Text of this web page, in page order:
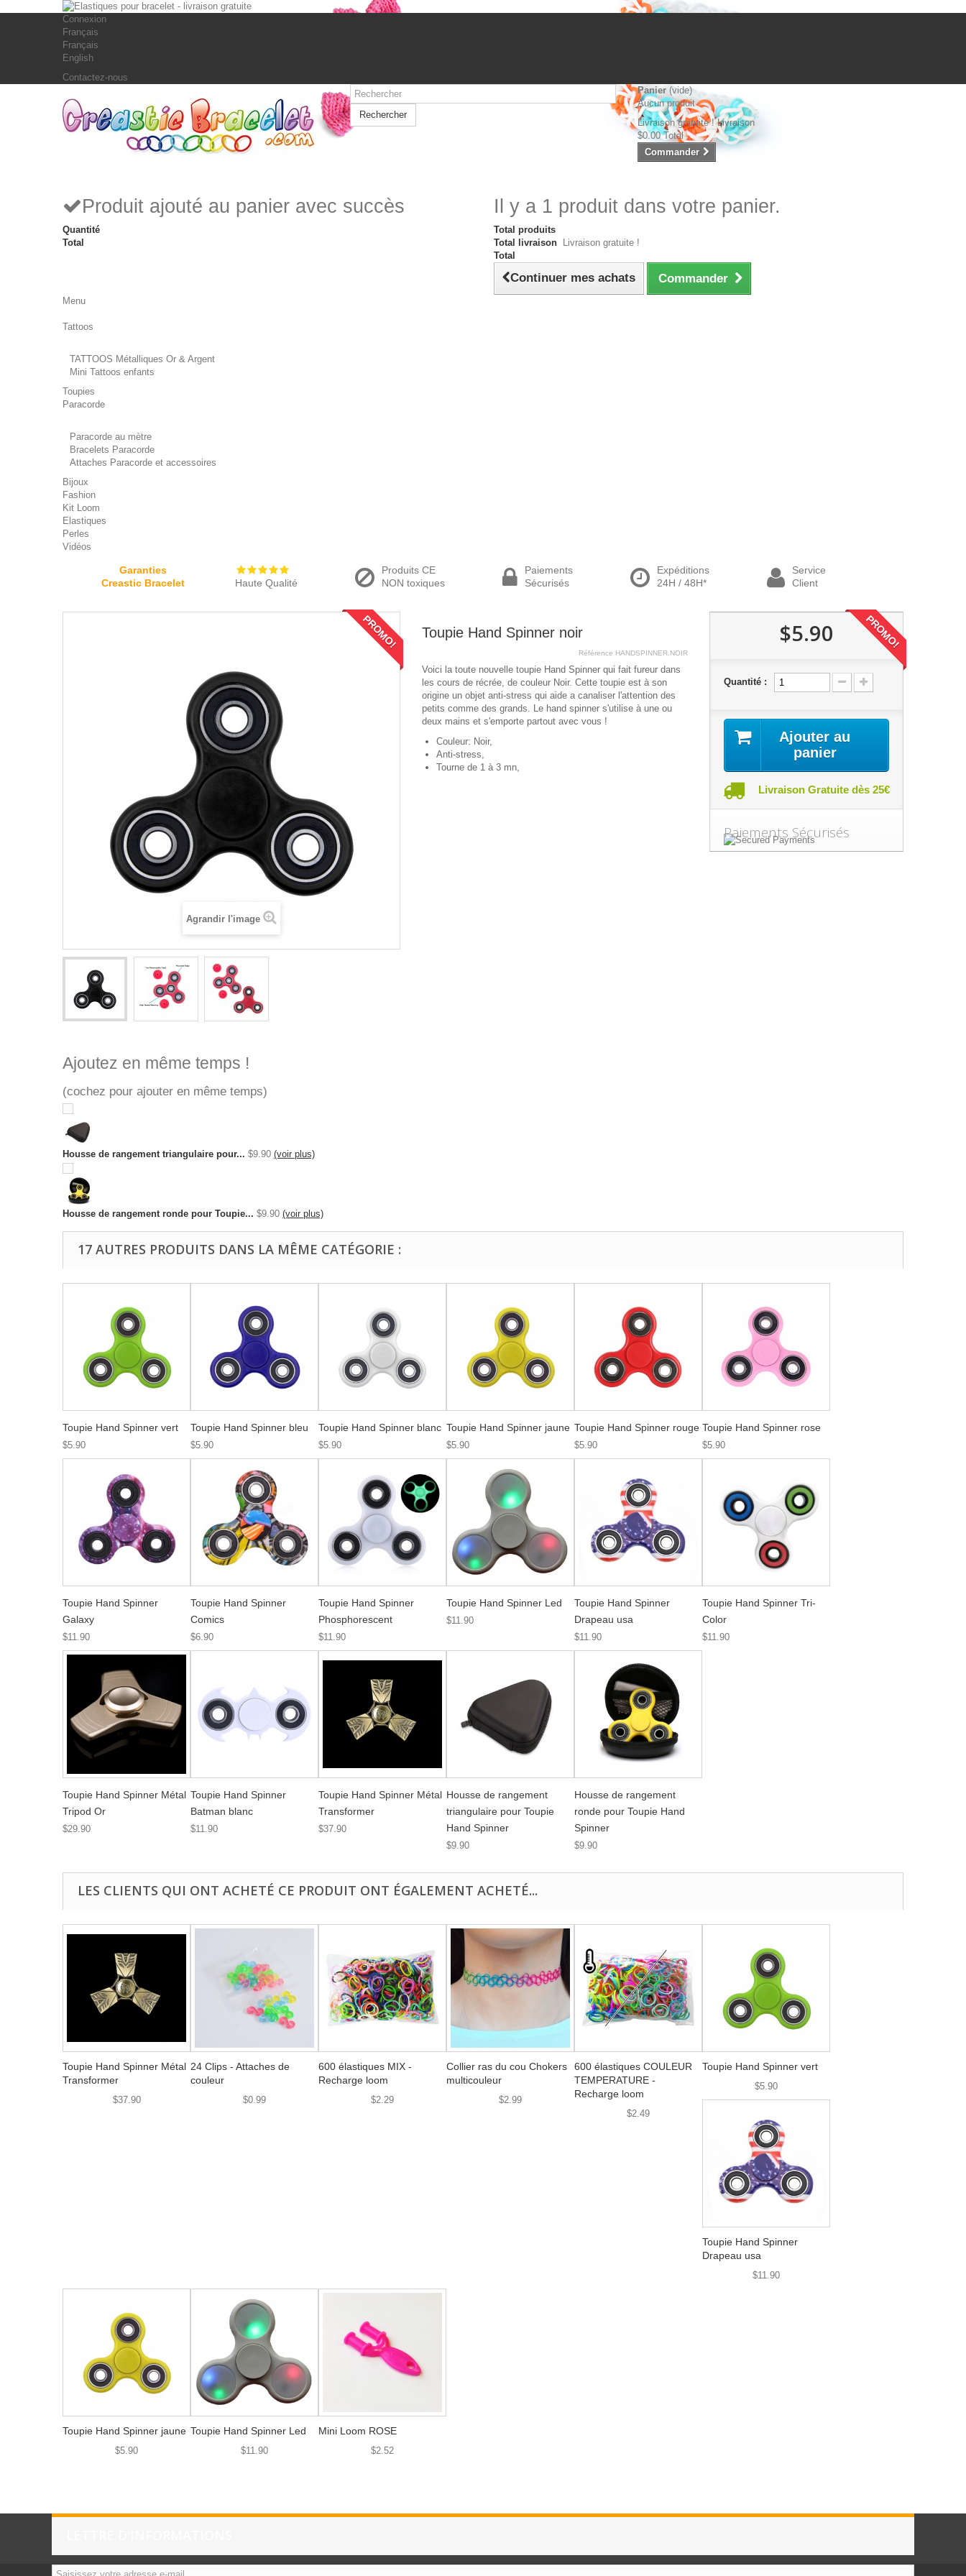
Connexion
Français
Français
English
Contactez-nous
Rechercher
Panier (vide)
Aucun produit
Livraison gratuite !Livraison
$0.00 Total
Commander
Produit ajouté au panier avec succès
Quantité
Total
Il y a 1 produit dans votre panier.
Total produits
Total livraison
Livraison gratuite !
Total
Continuer mes achats Commander
Menu
Tattoos
TATTOOS Métalliques Or & Argent
Mini Tattoos enfants
Toupies
Paracorde
Paracorde au mètre
Bracelets Paracorde
Attaches Paracorde et accessoires
Bijoux
Fashion
Kit Loom
Elastiques
Perles
Vidéos
Garanties
Creastic Bracelet
Haute Qualité
Produits CE
NON toxiques
Paiements
Sécurisés
Expéditions
24H / 48H*
Service
Client
PROMO!
Agrandir l'image
Toupie Hand Spinner noir
Référence HANDSPINNER.NOIR
Voici la toute nouvelle toupie Hand Spinner qui fait fureur dans
les cours de récrée, de couleur Noir. Cette toupie est à son
origine un objet anti-stress qui aide a canaliser l'attention des
petits comme des grands. Le hand spinner s'utilise à une ou
deux mains et s'emporte partout avec vous !
Couleur: Noir,
Anti-stress,
Tourne de 1 à 3 mn,
$5.90 PROMO!
Quantité :
Ajouter au
panier
Livraison Gratuite dès 25€
Paiements Sécurisés
Ajoutez en même temps !
(cochez pour ajouter en même temps)
Housse de rangement triangulaire pour... $9.90 (voir plus)
Housse de rangement ronde pour Toupie... $9.90 (voir plus)
17 AUTRES PRODUITS DANS LA MÊME CATÉGORIE :
Toupie Hand Spinner vert
$5.90
Toupie Hand Spinner bleu
$5.90
Toupie Hand Spinner blanc
$5.90
Toupie Hand Spinner jaune
$5.90
Toupie Hand Spinner rouge
$5.90
Toupie Hand Spinner rose
$5.90
Toupie Hand Spinner
Galaxy
$11.90
Toupie Hand Spinner
Comics
$6.90
Toupie Hand Spinner
Phosphorescent
$11.90
Toupie Hand Spinner Led
$11.90
Toupie Hand Spinner
Drapeau usa
$11.90
Toupie Hand Spinner Tri-
Color
$11.90
Toupie Hand Spinner Métal
Tripod Or
$29.90
Toupie Hand Spinner
Batman blanc
$11.90
Toupie Hand Spinner Métal
Transformer
$37.90
Housse de rangement
triangulaire pour Toupie
Hand Spinner
$9.90
Housse de rangement
ronde pour Toupie Hand
Spinner
$9.90
LES CLIENTS QUI ONT ACHETÉ CE PRODUIT ONT ÉGALEMENT ACHETÉ...
Toupie Hand Spinner Métal
Transformer
$37.90
24 Clips - Attaches de
couleur
$0.99
600 élastiques MIX -
Recharge loom
$2.29
Collier ras du cou Chokers
multicouleur
$2.99
600 élastiques COULEUR
TEMPERATURE -
Recharge loom
$2.49
Toupie Hand Spinner vert
$5.90
Toupie Hand Spinner
Drapeau usa
$11.90
Toupie Hand Spinner jaune
$5.90
Toupie Hand Spinner Led
$11.90
Mini Loom ROSE
$2.52